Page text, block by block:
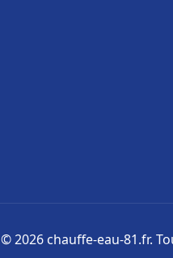
© 2026 chauffe-eau-81.fr.